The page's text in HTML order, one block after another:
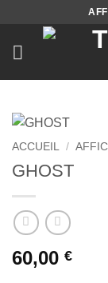
contenu
ACCUEIL /
GHOST
60,00 €